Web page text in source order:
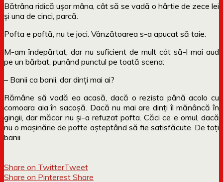
Bătrâna ridică ușor mâna, cât să se vadă o hârtie de zece lei
și una de cinci, parcă.
Pofta e poftă, nu te joci. Vânzătoarea s-a apucat să taie.
M-am îndepărtat, dar nu suficient de mult cât să-l mai aud
pe un bărbat, punând punctul pe toată scena:
– Banii ca banii, dar dinți mai ai?
Rămâne să vadă ea acasă, dacă o rezista până acolo cu
comoara aia în sacoșă. Dacă nu mai are dinți îl mănâncă în
gingii, dar măcar nu și-a refuzat pofta. Căci ce e omul, dacă
nu o maşinărie de pofte aşteptând să fie satisfăcute. De toți
banii.
Share on TwitterTweet
Share on Pinterest Share